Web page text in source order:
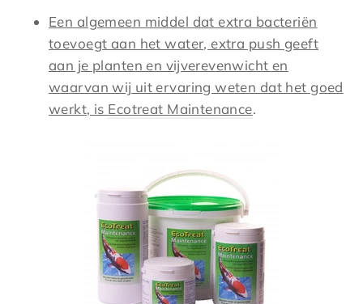
Een algemeen middel dat extra bacteriën
toevoegt aan het water, extra push geeft
aan je planten en vijverevenwicht en
waarvan wij uit ervaring weten dat het goed
werkt, is Ecotreat Maintenance.